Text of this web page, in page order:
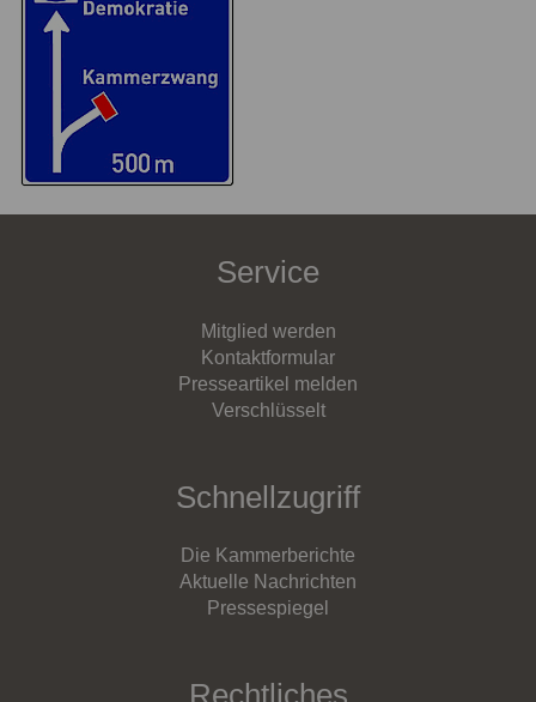
Service
Mitglied werden
Kontaktformular
Presseartikel melden
Verschlüsselt
Schnellzugriff
Die Kammerberichte
Aktuelle Nachrichten
Pressespiegel
Rechtliches